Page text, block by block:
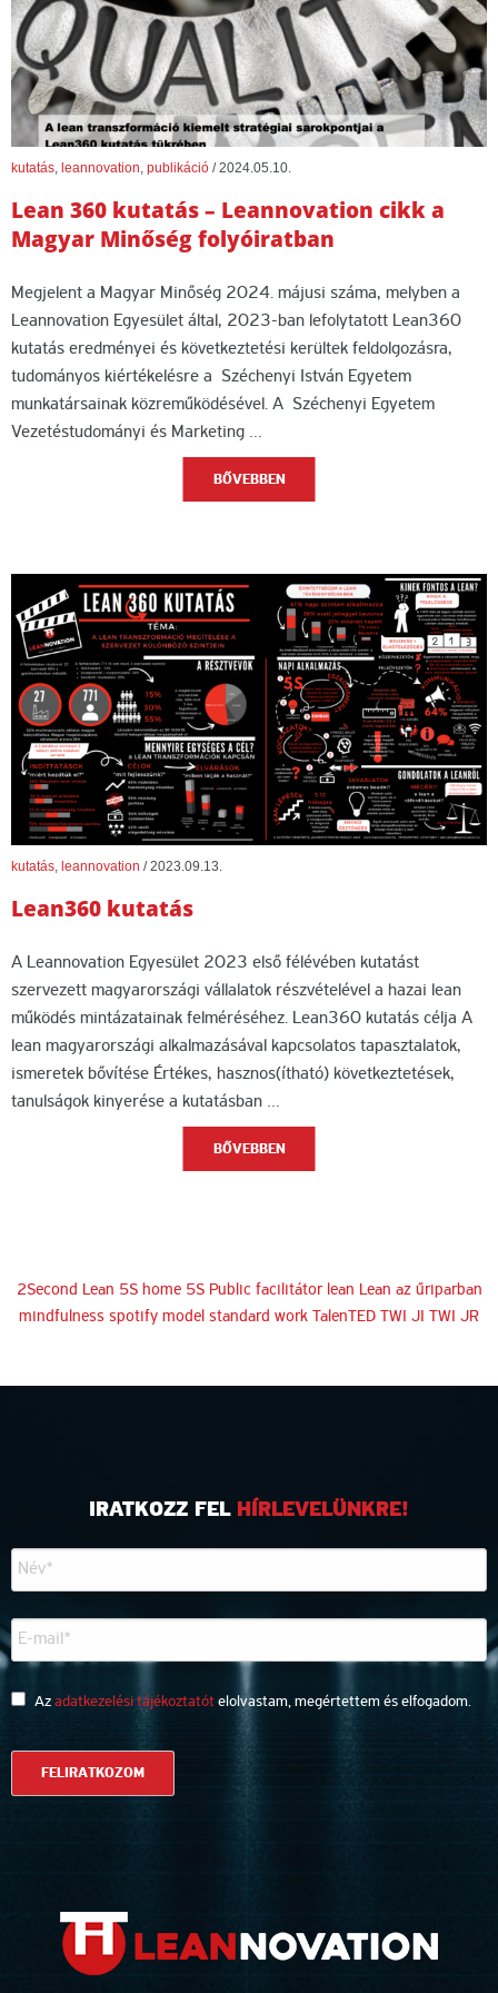
kutatás, leannovation, publikáció /2024.05.10.
Lean 360 kutatás – Leannovation cikk a
Magyar Minőség folyóiratban
Megjelent a Magyar Minőség 2024. májusi száma, melyben a
Leannovation Egyesület által, 2023-ban lefolytatott Lean360
kutatás eredményei és következtetési kerültek feldolgozásra,
tudományos kiértékelésre a Széchenyi István Egyetem
munkatársainak közreműködésével. A Széchenyi Egyetem
Vezetéstudományi és Marketing …
BŐVEBBEN
kutatás, leannovation /2023.09.13.
Lean360 kutatás
A Leannovation Egyesület 2023 első félévében kutatást
szervezett magyarországi vállalatok részvételével a hazai lean
működés mintázatainak felméréséhez. Lean360 kutatás célja A
lean magyarországi alkalmazásával kapcsolatos tapasztalatok,
ismeretek bővítése Értékes, hasznos(ítható) következtetések,
tanulságok kinyerése a kutatásban …
BŐVEBBEN
2Second Lean 5S home 5S Public facilitátor lean Lean az űriparban
mindfulness spotify model standard work TalenTED TWI JI TWI JR
IRATKOZZ FEL HÍRLEVELÜNKRE!
Az adatkezelési tájékoztatót elolvastam, megértettem és elfogadom.